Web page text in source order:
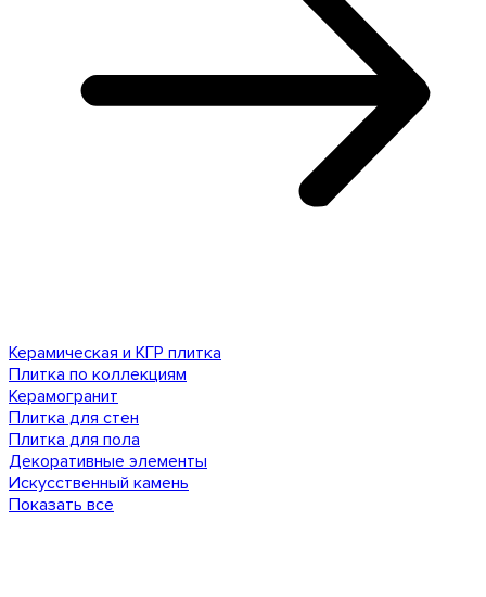
Керамическая и КГР плитка
Плитка по коллекциям
Керамогранит
Плитка для стен
Плитка для пола
Декоративные элементы
Искусственный камень
Показать все